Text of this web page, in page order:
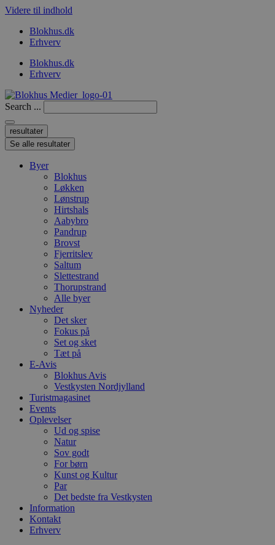
Videre til indhold
Blokhus.dk
Erhverv
Blokhus.dk
Erhverv
Search ...
resultater
Se alle resultater
Byer
Blokhus
Løkken
Lønstrup
Hirtshals
Aabybro
Pandrup
Brovst
Fjerritslev
Saltum
Slettestrand
Thorupstrand
Alle byer
Nyheder
Det sker
Fokus på
Set og sket
Tæt på
E-Avis
Blokhus Avis
Vestkysten Nordjylland
Turistmagasinet
Events
Oplevelser
Ud og spise
Natur
Sov godt
For børn
Kunst og Kultur
Par
Det bedste fra Vestkysten
Information
Kontakt
Erhverv